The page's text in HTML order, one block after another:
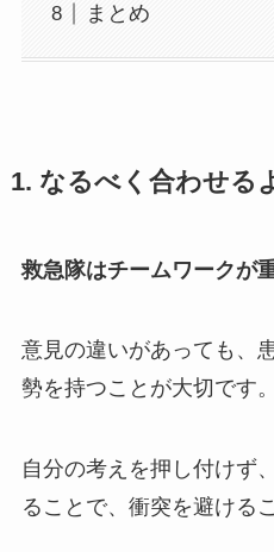
まとめ
1. なるべく合わせる
救急隊はチームワークが
意見の違いがあっても、
勢を持つことが大切です。
自分の考えを押し付けず
ることで、衝突を避ける